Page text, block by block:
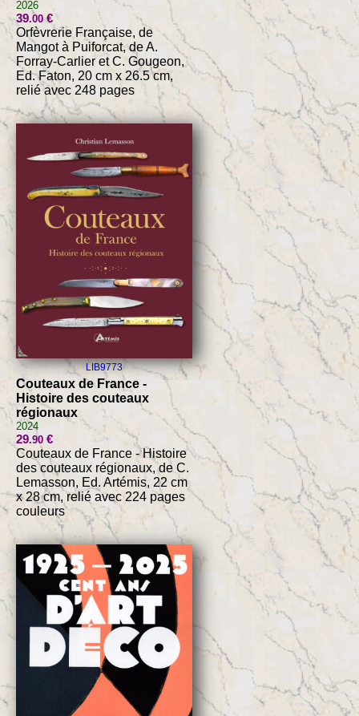
2026
39.00€
Orfèvrerie Française, de
Mangot à Puiforcat, de A.
Forray-Carlier et C. Gougeon,
Ed. Faton, 20 cm x 26.5 cm,
relié avec 248 pages
LIB9773
Couteaux de France -
Histoire des couteaux
régionaux
2024
29.90€
Couteaux de France - Histoire
des couteaux régionaux, de C.
Lemasson, Ed. Artémis, 22 cm
x 28 cm, relié avec 224 pages
couleurs